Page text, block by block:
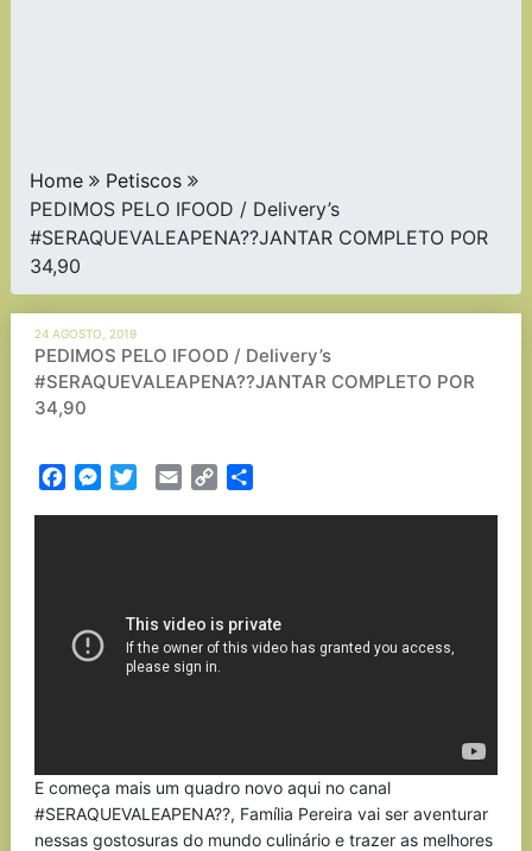
Home
Petiscos
PEDIMOS PELO IFOOD / Delivery’s
#SERAQUEVALEAPENA??JANTAR COMPLETO POR
34,90
24 AGOSTO, 2019
PEDIMOS PELO IFOOD / Delivery’s
#SERAQUEVALEAPENA??JANTAR COMPLETO POR
34,90
FacebookMessenger
TwitterEmail Copy
E começa mais um quadro novo aqui no canal
#SERAQUEVALEAPENA??, Família Pereira vai ser aventurar
nessas gostosuras do mundo culinário e trazer as melhores